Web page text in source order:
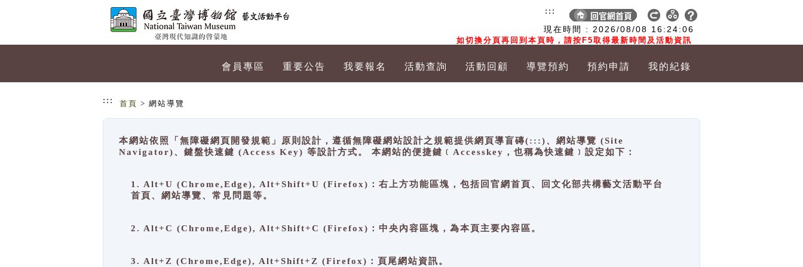
現在時間 : 2026/08/08 16:24:07
如切換分頁再回到本頁時，請按F5取得最新時間及活動資訊
:::
會員專區 重要公告 我要報名 活動查詢 活動回顧 導覽預約 預約申請 我的紀錄
::: 首頁 > 網站導覽
本網站依照「無障礙網頁開發規範」原則設計，遵循無障礙網站設計之規範提供網頁導盲磚(:::)、網站導覽 (Site
Navigator)、鍵盤快速鍵 (Access Key) 等設計方式。 本網站的便捷鍵﹝Accesskey，也稱為快速鍵﹞設定如下：
1. Alt+U (Chrome,Edge), Alt+Shift+U (Firefox)：右上方功能區塊，包括回官網首頁、回文化部共構藝文活動平台
首頁、網站導覽、常見問題等。
2. Alt+C (Chrome,Edge), Alt+Shift+C (Firefox)：中央內容區塊，為本頁主要內容區。
3. Alt+Z (Chrome,Edge), Alt+Shift+Z (Firefox)：頁尾網站資訊。